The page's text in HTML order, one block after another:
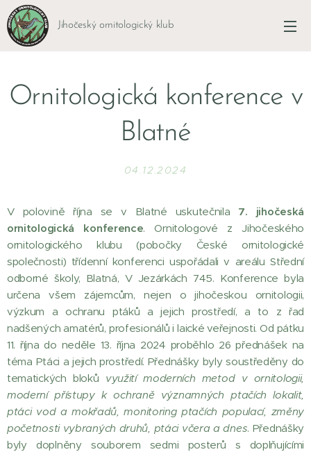
Jihočeský ornitologický klub
Ornitologická konference v
Blatné
04.12.2024
V polovině října se v Blatné uskutečnila 7. jihočeská
ornitologická konference. Ornitologové z Jihočeského
ornitologického klubu (pobočky České ornitologické
společnosti) třídenní konferenci uspořádali v areálu Střední
odborné školy, Blatná, V Jezárkách 745. Konference byla
určena všem zájemcům, nejen o jihočeskou ornitologii,
výzkum a ochranu ptáků a jejich prostředí, a to z řad
nadšených amatérů, profesionálů i laické veřejnosti. Od pátku
11. října do neděle 13. října 2024 proběhlo 26 přednášek na
téma Ptáci a jejich prostředí. Přednášky byly soustředěny do
tematických bloků využití moderních metod v ornitologii,
moderní přístupy k ochraně významných ptačích lokalit,
ptáci vod a mokřadů, monitoring ptačích populací, změny
početnosti vybraných druhů, ptáci včera a dnes. Přednášky
byly doplněny souborem sedmi posterů s doplňujícími